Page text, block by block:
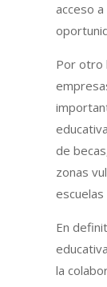
acceso
Por otro
de
zonas
En
la